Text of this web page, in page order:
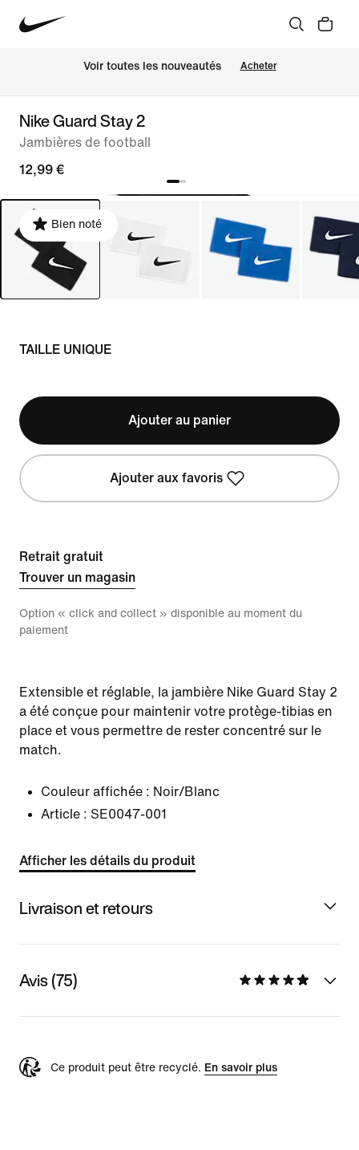
Voir toutes les nouveautés Acheter
Nike Guard Stay 2
Jambières de football
12,99 €
Bien noté
TAILLE UNIQUE
Ajouter au panier
Ajouter aux favoris
Retrait gratuit
Trouver un magasin
Option « click and collect » disponible au moment du
paiement
Extensible et réglable, la jambière Nike Guard Stay 2
a été conçue pour maintenir votre protège-tibias en
place et vous permettre de rester concentré sur le
match.
Couleur affichée : Noir/Blanc
Article : SE0047-001
Afficher les détails du produit
Livraison et retours
Avis (75)
Ce produit peut être recyclé. En savoir plus